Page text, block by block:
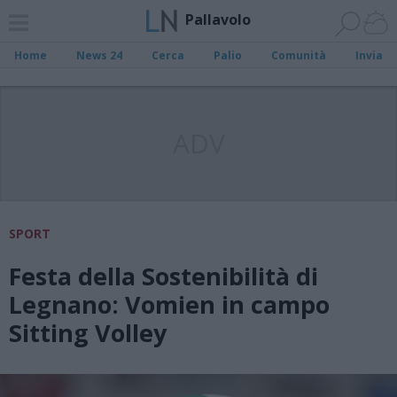
Pallavolo
Home News 24 Cerca Palio Comunità Invia
SPORT
Festa della Sostenibilità di
Legnano: Vomien in campo
Sitting Volley